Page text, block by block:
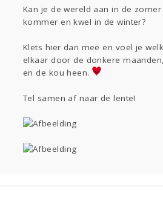
Sport Contact
Gevraagd
Horen
Kan je de wereld aan in de
kommer en kwel in de winter?
Klets hier dan mee en voel je
elkaar door de donkere
en de kou heen.
Tel samen af naar de lente!